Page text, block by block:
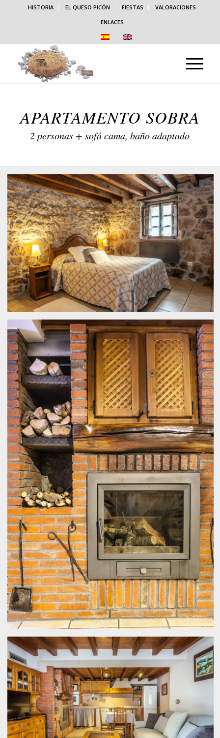
HISTORIA EL QUESO PICÓN FIESTAS
VALORACIONES
ENLACES
APARTAMENTO SOBRA
2 personas + sofá cama, baño adaptado